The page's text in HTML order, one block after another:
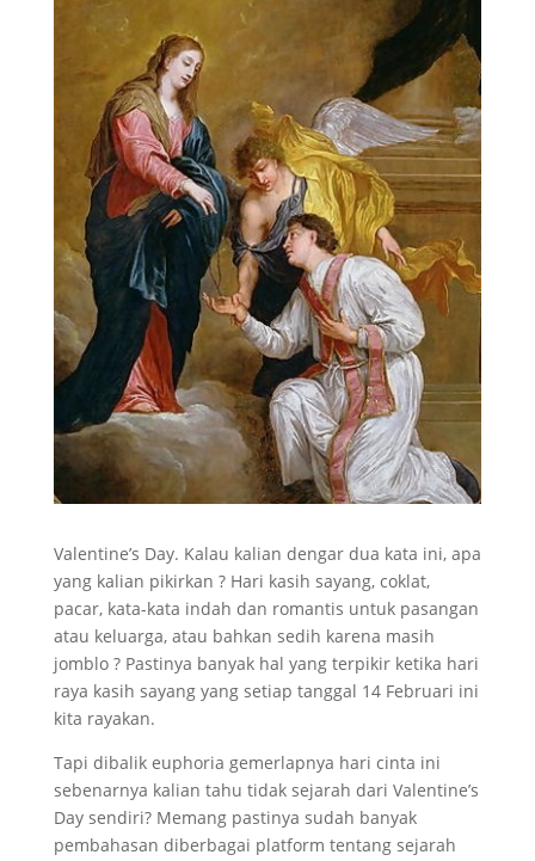
Valentine’s Day. Kalau kalian dengar dua kata ini, apa
yang kalian pikirkan ? Hari kasih sayang, coklat,
pacar, kata-kata indah dan romantis untuk pasangan
atau keluarga, atau bahkan sedih karena masih
jomblo ? Pastinya banyak hal yang terpikir ketika hari
raya kasih sayang yang setiap tanggal 14 Februari ini
kita rayakan.
Tapi dibalik euphoria gemerlapnya hari cinta ini
sebenarnya kalian tahu tidak sejarah dari Valentine’s
Day sendiri? Memang pastinya sudah banyak
pembahasan diberbagai platform tentang sejarah